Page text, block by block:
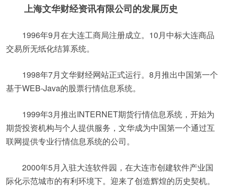
上海文华财经资讯有限公司的发展历史
1996年9月在大连工商局注册成立。10月中标大连商品
交易所无纸化结算系统。
1998年7月文华财经网站正式运行。8月推出中国第一个
基于WEB-Java的股票行情信息系统。
1999年3月推出INTERNET期货行情信息系统，开始为
期货投资机构与个人提供服务，文华成为中国第一个通过互
联网提供专业行情信息系统的公司。
2000年5月入驻大连软件园，在大连市创建软件产业国
际化示范城市的有利环境下。迎来了创造辉煌的历史契机。